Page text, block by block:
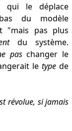
qui le déplace
du modèle
"mais pas plus
du système.
paschanger le
le typede
révolue, si jamais